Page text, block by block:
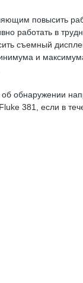
повысить
работать в
съемный
и
обнаружении
381, если в